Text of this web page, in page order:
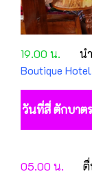
19.00 น. นำค
Boutique Hotel
วันที่สี่ ตักบาต
05.00 น.
ตื่น